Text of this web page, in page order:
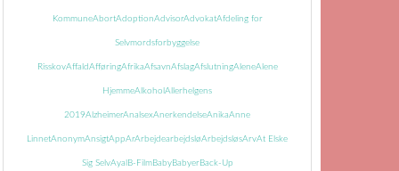
KommuneAbortAdoptionAdvisorAdvokatAfdeling for
Selvmordsforbyggelse
RisskovAffald AfføringAfrikaAfsavnAfslagAfslutningAleneAlene
HjemmeAlkohol Allerhelgens
2019AlzheimerAnalsexAnerkendelseAnikaAnne
LinnetAnonymAnsigtAppArArbejdearbejdsløArbejdsløsArvAt Elske
Sig SelvAyal B-FilmBabyBabyerBack-Up